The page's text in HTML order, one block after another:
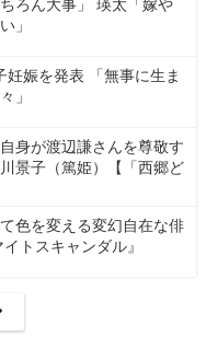
ろん大事」 瑛太「嫁や
」
娠を発表 「無事に生ま
」
身が渡辺謙さんを尊敬す
景子（篤姫）【「西郷ど
色を変える変幻自在な俳
トスキャンダル』